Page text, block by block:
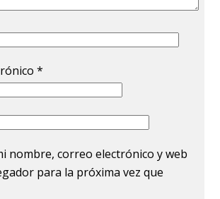
*
nombre, correo electrónico y web
para la próxima vez que